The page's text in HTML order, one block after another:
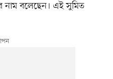
নাম বলেছেন। এই সুমিত